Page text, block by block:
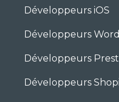
Développeurs iOS
Développeurs
Développeurs
Développeurs